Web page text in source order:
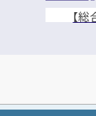
【